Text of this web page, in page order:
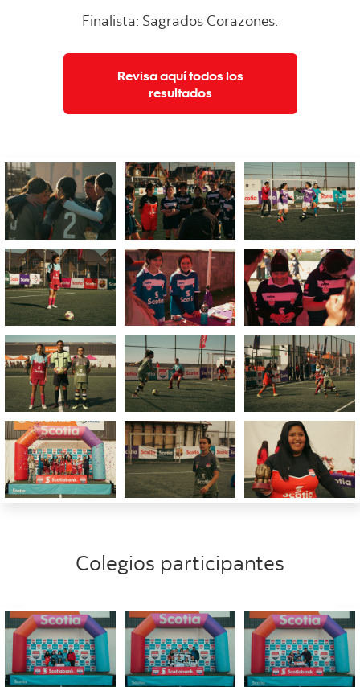
Finalista: Sagrados Corazones.
Revisa aquí todos los
resultados
Colegios participantes